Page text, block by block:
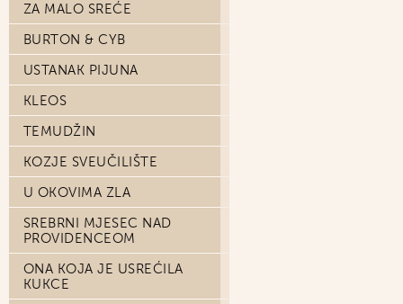
ZA MALO SREĆE
BURTON & CYB
USTANAK PIJUNA
KLEOS
TEMUDŽIN
KOZJE SVEUČILIŠTE
U OKOVIMA ZLA
SREBRNI MJESEC NAD
PROVIDENCEOM
ONA KOJA JE USREĆILA
KUKCE